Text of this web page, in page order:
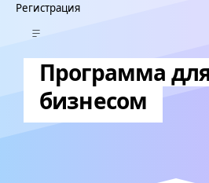
Регистрация
бизнесом